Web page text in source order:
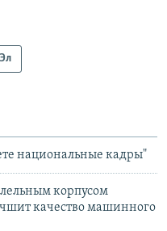
национальные кадры"
корпусом
качество машинного